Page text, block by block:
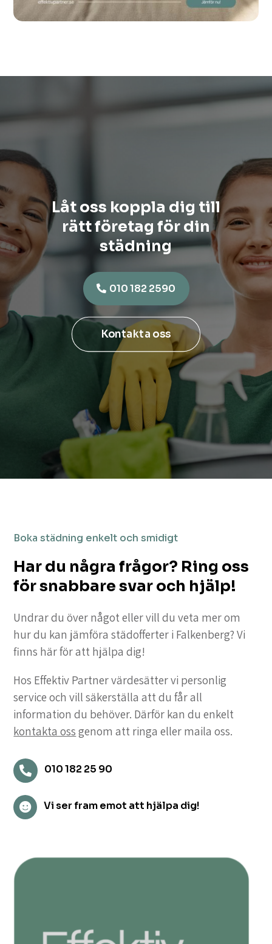
Låt oss koppla dig till
rätt företag för din
städning
010 182 2590
Kontakta oss
Boka städning enkelt och smidigt
Har du några frågor? Ring oss
för snabbare svar och hjälp!
Undrar du över något eller vill du veta mer om
hur du kan jämföra städofferter i Falkenberg? Vi
finns här för att hjälpa dig!
Hos Effektiv Partner värdesätter vi personlig
service och vill säkerställa att du får all
information du behöver. Därför kan du enkelt
kontakta oss genom att ringa eller maila oss.
 010 182 25 90
 Vi ser fram emot att hjälpa dig!